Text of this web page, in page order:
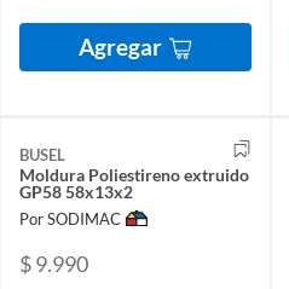
Agregar
BUSEL
Moldura Poliestireno extruido
GP58 58x13x2
Por SODIMAC
$ 9.990